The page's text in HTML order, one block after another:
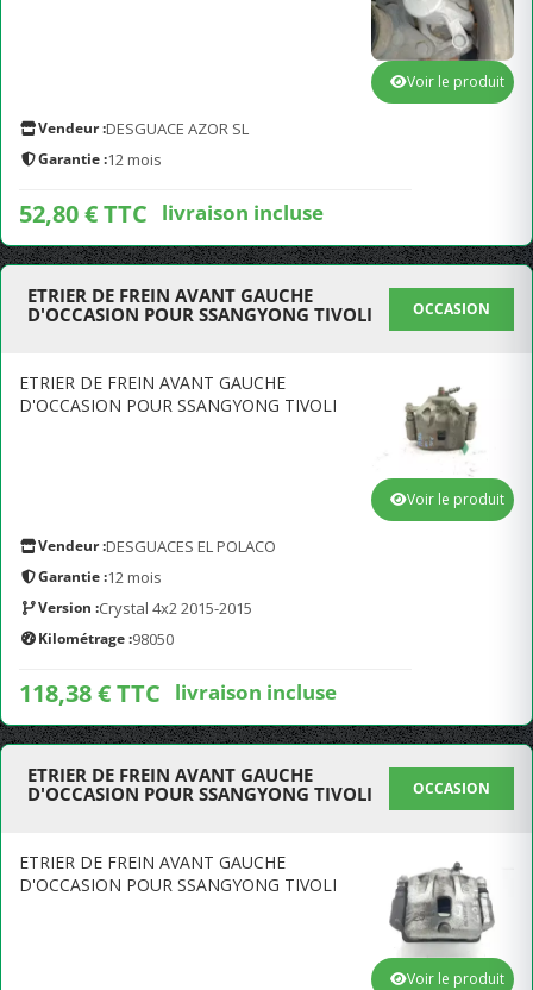
Vendeur :DESGUACE AZOR SL
Garantie :12 mois
52,80 € TTC livraison incluse
Voir le produit
ETRIER DE FREIN AVANT GAUCHE
D'OCCASION POUR SSANGYONG TIVOLI
OCCASION
ETRIER DE FREIN AVANT GAUCHE
D'OCCASION POUR SSANGYONG TIVOLI
Vendeur :DESGUACES EL POLACO
Garantie :12 mois
Version :Crystal 4x2 2015-2015
Kilométrage :98050
118,38 € TTC livraison incluse
Voir le produit
ETRIER DE FREIN AVANT GAUCHE
D'OCCASION POUR SSANGYONG TIVOLI
OCCASION
ETRIER DE FREIN AVANT GAUCHE
D'OCCASION POUR SSANGYONG TIVOLI
Voir le produit